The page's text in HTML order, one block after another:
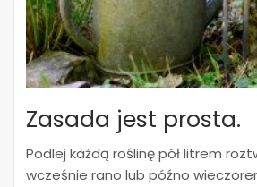
Zasada jest prosta.
Podlej każdą roślinę pół litrem
wcześnie rano lub późno